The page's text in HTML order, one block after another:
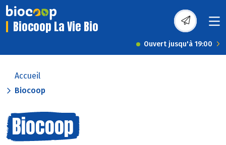
Biocoop La Vie Bio
Ouvert jusqu'à 19:00
Accueil
Biocoop
Biocoop